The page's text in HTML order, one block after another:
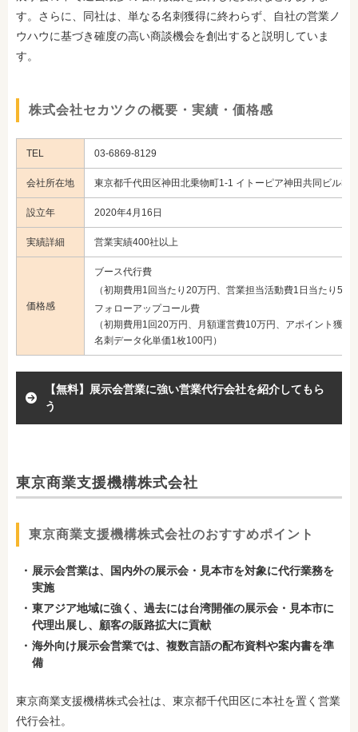
す。さらに、同社は、単なる名刺獲得に終わらず、自社の営業ノ
ウハウに基づき確度の高い商談機会を創出すると説明していま
す。
株式会社セカツクの概要・実績・価格感
TEL 03-6869-8129
会社所在地 東京都千代田区神田北乗物町1-1 イトーピア神田共同ビル3階
設立年 2020年4月16日
実績詳細 営業実績400社以上
価格感
ブース代行費
（初期費用1回当たり20万円、営業担当活動費1日当たり5万
フォローアップコール費
（初期費用1回20万円、月額運営費10万円、アポイント獲得
名刺データ化単価1枚100円）
【無料】展示会営業に強い営業代行会社を紹介してもら
う
東京商業支援機構株式会社
東京商業支援機構株式会社のおすすめポイント
展示会営業は、国内外の展示会・見本市を対象に代行業務を
実施
東アジア地域に強く、過去には台湾開催の展示会・見本市に
代理出展し、顧客の販路拡大に貢献
海外向け展示会営業では、複数言語の配布資料や案内書を準
備
東京商業支援機構株式会社は、東京都千代田区に本社を置く営業
代行会社。